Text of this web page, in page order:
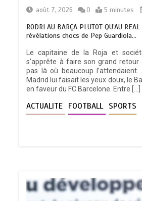
août 7, 2026
0 5 minutes
RODRI AU BARÇA PLUTOT QU’AU
révélations chocs de Pep Guardiola…
Le capitaine de la Roja et
s’apprête à faire son grand retour
pas là où beaucoup l’attendaient.
Madrid lui faisait les yeux doux, le
en faveur du FC Barcelone. Entre […]
ACTUALITE FOOTBALL SPORTS